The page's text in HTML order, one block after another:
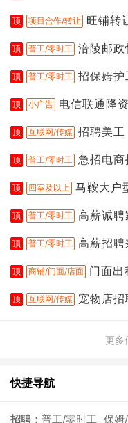
顶 项目合作/转让 旺铺转
顶 普工/零时工 涪陵邮
顶 普工/零时工 招保姆护
顶 小广告 电信联通降
顶 互联网/传媒 招聘美工
顶 普工/零时工 急招电商
顶 四室及以上 马鞍大户
顶 普工/零时工 高薪诚聘
顶 普工/零时工 高薪招聘
顶 商铺/门面/店面 门面出
顶 互联网/传媒 宠物店
更多
快捷导航
招聘： 普工/零时工 保姆